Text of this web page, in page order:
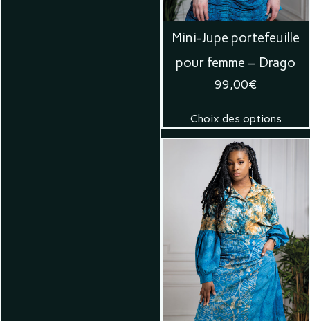
Mini-Jupe portefeuille
pour femme – Drago
99,00€
Choix des options